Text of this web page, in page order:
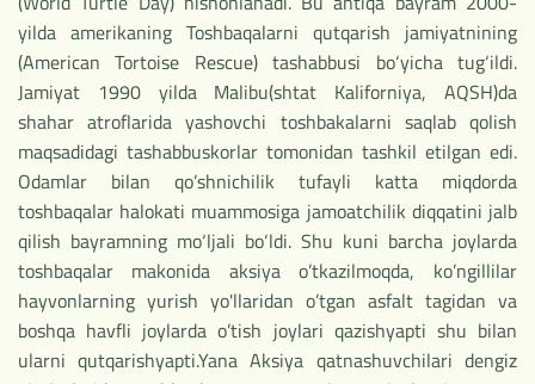
yilda amerikaning Toshbaqalarni qutqarish jamiyatnining
(American Tortoise Rescue) tashabbusi bo‘yicha tug‘ildi.
Jamiyat 1990 yilda Malibu(shtat Kaliforniya, AQSH)da
shahar atroflarida yashovchi toshbakalarni saqlab qolish
maqsadidagi tashabbuskorlar tomonidan tashkil etilgan edi.
Odamlar bilan qo’shnichilik tufayli katta miqdorda
toshbaqalar halokati muammosiga jamoatchilik diqqatini jalb
qilish bayramning mo‘ljali bo‘ldi. Shu kuni barcha joylarda
toshbaqalar makonida aksiya o’tkazilmoqda, ko’ngillilar
hayvonlarning yurish yo'llaridan o’tgan asfalt tagidan va
boshqa havfli joylarda o’tish joylari qazishyapti shu bilan
ularni qutqarishyapti.Yana Aksiya qatnashuvchilari dengiz